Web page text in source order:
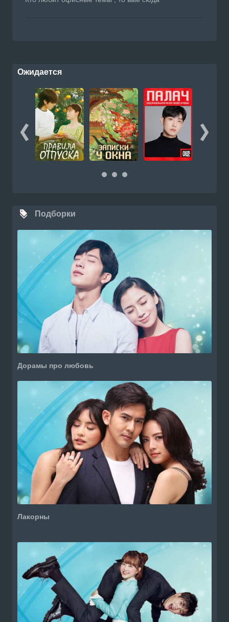
Ожидается
Подборки
Дорамы про любовь
Лакорны